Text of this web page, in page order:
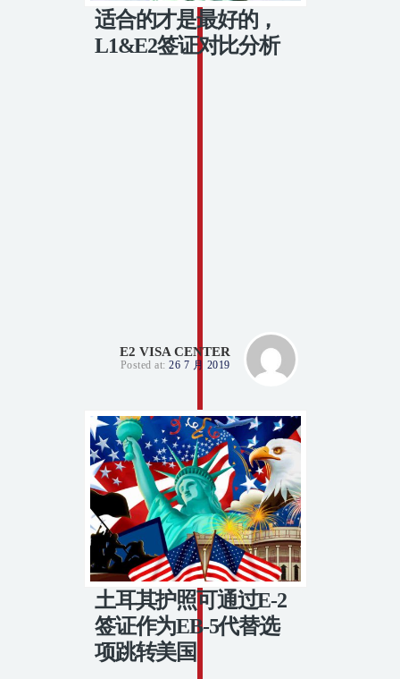
适合的才是最好的，
L1&E2签证对比分析
E2 VISA CENTER
Posted at:26 7 月 2019
土耳其护照可通过E-2
签证作为EB-5代替选
项跳转美国